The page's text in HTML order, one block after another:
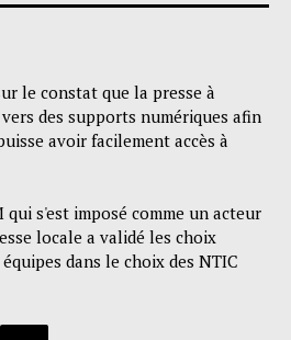
le constat que la presse à
des supports numériques afin
avoir facilement accès à
qui s'est imposé comme un acteur
locale a validé les choix
dans le choix des NTIC